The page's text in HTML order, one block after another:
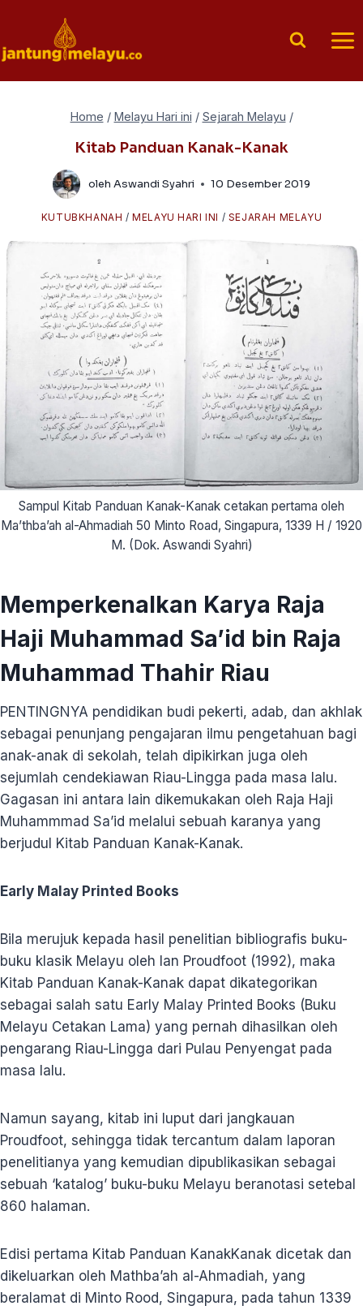
content
Home / Melayu Hari ini / Sejarah Melayu /
Kitab Panduan Kanak-Kanak
oleh Aswandi Syahri 10 Desember 2019
KUTUBKHANAH /MELAYU HARI INI / SEJARAH MELAYU
Sampul Kitab Panduan Kanak-Kanak cetakan pertama oleh
Ma’thba’ah al-Ahmadiah 50 Minto Road, Singapura, 1339 H / 1920
M. (Dok. Aswandi Syahri)
Memperkenalkan Karya Raja
Haji Muhammad Sa’id bin Raja
Muhammad Thahir Riau
PENTINGNYA pendidikan budi pekerti, adab, dan akhlak
sebagai penunjang pengajaran ilmu pengetahuan bagi
anak-anak di sekolah, telah dipikirkan juga oleh
sejumlah cendekiawan Riau-Lingga pada masa lalu.
Gagasan ini antara lain dikemukakan oleh Raja Haji
Muhammmad Sa’id melalui sebuah karanya yang
berjudul Kitab Panduan Kanak-Kanak.
Early Malay Printed Books
Bila merujuk kepada hasil penelitian bibliografis buku-
buku klasik Melayu oleh Ian Proudfoot (1992), maka
Kitab Panduan Kanak-Kanak dapat dikategorikan
sebagai salah satu Early Malay Printed Books (Buku
Melayu Cetakan Lama) yang pernah dihasilkan oleh
pengarang Riau-Lingga dari Pulau Penyengat pada
masa lalu.
Namun sayang, kitab ini luput dari jangkauan
Proudfoot, sehingga tidak tercantum dalam laporan
penelitianya yang kemudian dipublikasikan sebagai
sebuah ‘katalog’ buku-buku Melayu beranotasi setebal
860 halaman.
Edisi pertama Kitab Panduan KanakKanak dicetak dan
dikeluarkan oleh Mathba’ah al-Ahmadiah, yang
beralamat di Minto Rood, Singapura, pada tahun 1339